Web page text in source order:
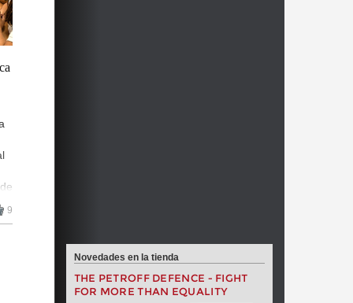
1d
1d
1d
9
Novedades en la tienda
THE PETROFF DEFENCE - FIGHT
FOR MORE THAN EQUALITY